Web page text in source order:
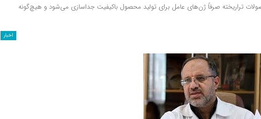
تراریخته صرفاً ژن‌های عامل برای تولید محصول باکیفیت جداسازی می‌شود و هیچ‌گونه
اخبار